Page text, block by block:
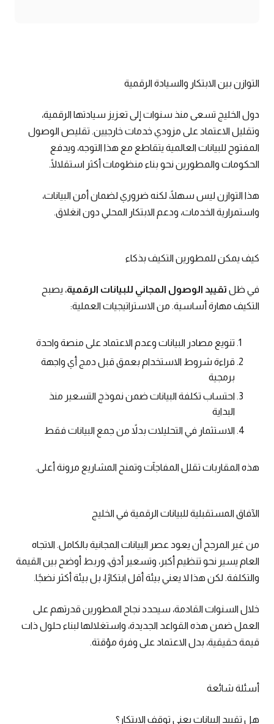
التوازن بين الابتكار والسيادة الرقمية
دول الخليج تسعى منذ سنوات إلى تعزيز سيادتها الرقمية،
وتقليل الاعتماد على مزودي خدمات خارجيين. تقليص الوصول
المفتوح للبيانات العالمية يتقاطع مع هذا التوجه، ويدفع
الحكومات والمطورين نحو بناء منظومات أكثر استقلالًا.
هذا التوازن ليس سهلًا، لكنه ضروري لضمان أمن البيانات،
واستمرارية الخدمات، ودعم الابتكار المحلي دون انغلاق.
كيف يمكن للمطورين التكيف بذكاء
في ظل تقييد الوصول المجاني للبيانات الرقمية، يصبح
التكيف مهارة أساسية. من الاستراتيجيات العملية:
تنويع مصادر البيانات وعدم الاعتماد على منصة واحدة
قراءة شروط الاستخدام بعمق قبل دمج أي واجهة
برمجية
احتساب تكلفة البيانات ضمن نموذج التسعير منذ
البداية
الاستثمار في التحليلات بدلاً من جمع البيانات فقط
هذه المقاربات تقلل المفاجآت وتمنح المشاريع مرونة أعلى.
الآفاق المستقبلية للبيانات الرقمية في الخليج
من غير المرجح أن يعود عصر البيانات المجانية بالكامل. الاتجاه
العام يسير نحو تنظيم أكبر، وتسعير أدق، وربط أوضح بين القيمة
والتكلفة. لكن هذا لا يعني بيئة أقل ابتكارًا، بل بيئة أكثر نضجًا.
خلال السنوات القادمة، سيحدد نجاح المطورين قدرتهم على
العمل ضمن هذه القواعد الجديدة، واستغلالها لبناء حلول ذات
قيمة حقيقية، بدل الاعتماد على وفرة مؤقتة.
أسئلة شائعة
هل تقييد البيانات يعني توقف الابتكار؟